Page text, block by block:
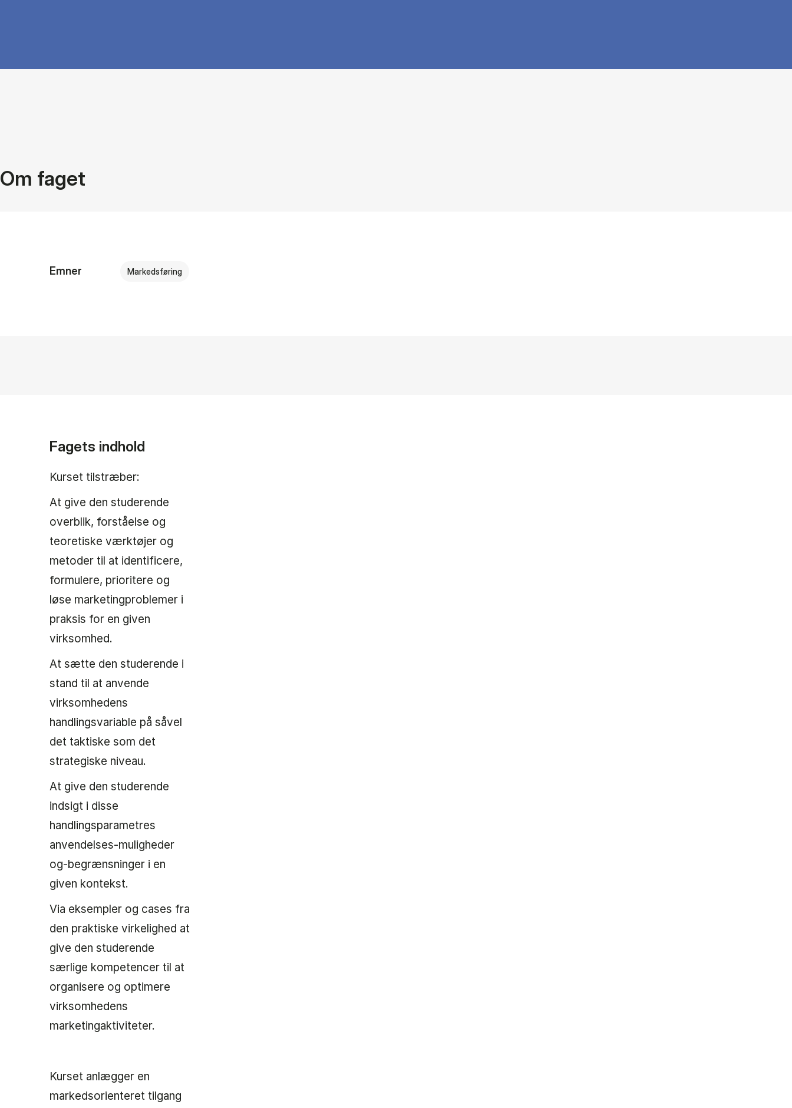
Om faget
Emner Markedsføring
Fagets indhold
Kurset tilstræber:
At give den studerende
overblik, forståelse og
teoretiske værktøjer og
metoder til at identificere,
formulere, prioritere og
løse marketingproblemer i
praksis for en given
virksomhed.
At sætte den studerende i
stand til at anvende
virksomhedens
handlingsvariable på såvel
det taktiske som det
strategiske niveau.
At give den studerende
indsigt i disse
handlingsparametres
anvendelses-muligheder
og-begrænsninger i en
given kontekst.
Via eksempler og cases fra
den praktiske virkelighed at
give den studerende
særlige kompetencer til at
organisere og optimere
virksomhedens
marketingaktiviteter.
Kurset anlægger en
markedsorienteret tilgang